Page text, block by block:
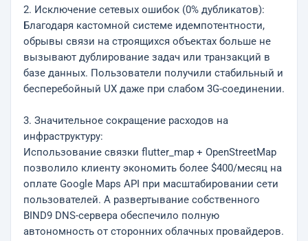
2. Исключение сетевых ошибок (0% дубликатов):
Благодаря кастомной системе идемпотентности,
обрывы связи на строящихся объектах больше не
вызывают дублирование задач или транзакций в
базе данных. Пользователи получили стабильный и
бесперебойный UX даже при слабом 3G-соединении.
3. Значительное сокращение расходов на
инфраструктуру:
Использование связки flutter_map + OpenStreetMap
позволило клиенту экономить более $400/месяц на
оплате Google Maps API при масштабировании сети
пользователей. А развертывание собственного
BIND9 DNS-сервера обеспечило полную
автономность от сторонних облачных провайдеров.